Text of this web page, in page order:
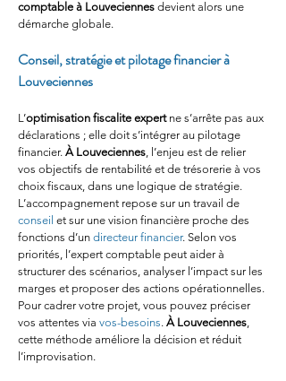
comptable à Louveciennes devient alors une
démarche globale.
Conseil, stratégie et pilotage financier à
Louveciennes
L’optimisation fiscalite expert ne s’arrête pas aux
déclarations ; elle doit s’intégrer au pilotage
financier. À Louveciennes, l’enjeu est de relier
vos objectifs de rentabilité et de trésorerie à vos
choix fiscaux, dans une logique de stratégie.
L’accompagnement repose sur un travail de
conseil et sur une vision financière proche des
fonctions d’un directeur financier. Selon vos
priorités, l’expert comptable peut aider à
structurer des scénarios, analyser l’impact sur les
marges et proposer des actions opérationnelles.
Pour cadrer votre projet, vous pouvez préciser
vos attentes via vos-besoins. À Louveciennes,
cette méthode améliore la décision et réduit
l’improvisation.